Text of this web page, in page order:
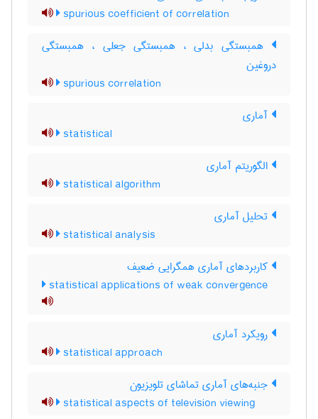
spurious coefficient of correlation
همبستگی بدلی ، همبستگی جعلی ، همبستگی
دروغین
spurious correlation
آماری
statistical
الگوریتم آماری
statistical algorithm
تحلیل آماری
statistical analysis
کاربردهای آماری همگرایی ضعیف
statistical applications of weak convergence
رویکرد آماری
statistical approach
جنبه‌های آماری تماشای تلویزیون
statistical aspects of television viewing